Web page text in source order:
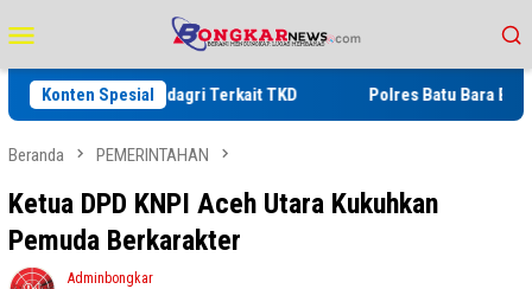
ke
kontenMobile
Konten Spesial
Arahan Mendagri Terkait TKD Polres Batu Bara Blender 2
Beranda PEMERINTAHAN
Ketua DPD KNPI Aceh Utara Kukuhkan
Pemuda Berkarakter
Adminbongkar